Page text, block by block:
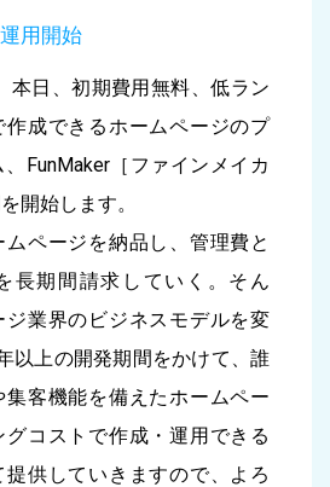
用開始
本日、初期費用無料、低ラン
作成できるホームページのプ
FunMaker［ファインメイカ
開始します。
ページを納品し、管理費と
長期間請求していく。そん
ジ業界のビジネスモデルを変
以上の開発期間をかけて、誰
集客機能を備えたホームペー
グコストで作成・運用できる
供していきますので、よろ